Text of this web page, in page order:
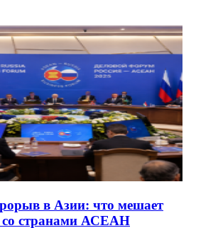
в Азии: что мешает
со странами АСЕАН